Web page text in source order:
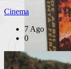
Cinema
7 Ago
0